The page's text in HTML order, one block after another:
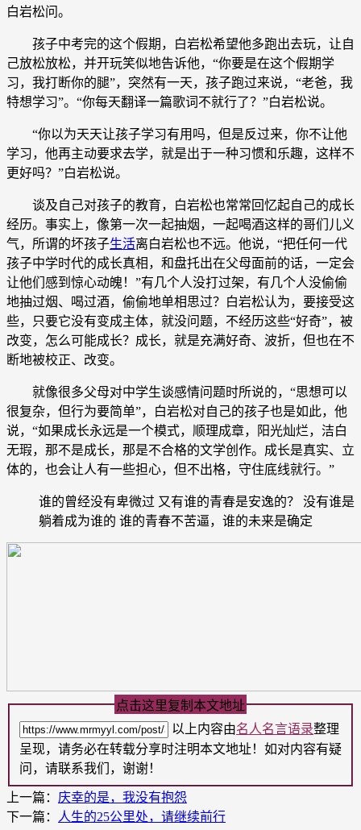
白岩松问。
孩子中考完的这个假期，白岩松希望他多跑出去玩，让自
己放松放松，并开玩笑似地告诉他，“你要是在这个假期学
习，我打断你的腿”，突然有一天，孩子跑过来说，“老爸，我
特想学习”。“你每天翻译一篇歌词不就行了？”白岩松说。
“你以为天天让孩子学习有用吗，但是反过来，你不让他
学习，他再主动要求去学，就是出于一种习惯和乐趣，这样不
更好吗？”白岩松说。
谈及自己对孩子的教育，白岩松也常常回忆起自己的成长
经历。事实上，像第一次一起抽烟，一起喝酒这样的哥们儿义
气，所谓的坏孩子生活离白岩松也不远。他说，“把任何一代
孩子中学时代的成长真相，和盘托出在父母面前的话，一定会
让他们感到惊心动魄！”有几个人没打过架，有几个人没偷偷
地抽过烟、喝过酒，偷偷地单相思过？白岩松认为，要接受这
些，只要它没有变成主体，就没问题，不经历这些“好奇”，被
改变，怎么可能成长？成长，就是充满好奇、波折，但也在不
断地被校正、改变。
就像很多父母对中学生谈感情问题时所说的，“思想可以
很复杂，但行为要简单”，白岩松对自己的孩子也是如此，他
说，“如果成长永远是一个模式，顺理成章，阳光灿烂，洁白
无瑕，那不是成长，那是不合格的文学创作。成长是真实、立
体的，也会让人有一些担心，但不出格，守住底线就行。”
谁的曾经没有卑微过 又有谁的青春是安逸的？ 没有谁是
躺着成为谁的 谁的青春不苦逼，谁的未来是确定
点击这里复制本文地址
以上内容由名人名言语录整理
呈现，请务必在转载分享时注明本文地址！如对内容有疑
问，请联系我们，谢谢！
上一篇： 庆幸的是，我没有抱怨
下一篇： 人生的25公里处，请继续前行